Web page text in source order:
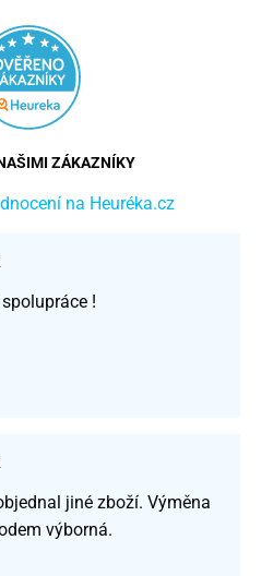
ZÁKAZNÍKY
na Heuréka.cz
!
jiné zboží. Výměna
výborná.